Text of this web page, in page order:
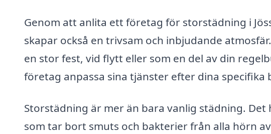
Genom att anlita ett företag för storstädning i
skapar också en trivsam och inbjudande
en stor fest, vid flytt eller som en del av din
företag anpassa sina tjänster efter dina specifika
Storstädning är mer än bara vanlig städning.
som tar bort smuts och bakterier från alla hörn